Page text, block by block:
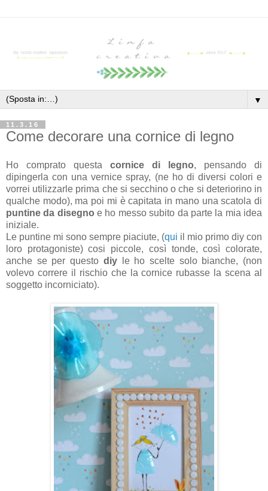
▼
11.3.16
Come decorare una cornice di legno
Ho comprato questa cornice di legno, pensando di
dipingerla con una vernice spray, (ne ho di diversi colori e
vorrei utilizzarle prima che si secchino o che si deteriorino in
qualche modo), ma poi mi è capitata in mano una scatola di
puntine da disegno e ho messo subito da parte la mia idea
iniziale.
Le puntine mi sono sempre piaciute, (qui il mio primo diy con
loro protagoniste) cosi piccole, così tonde, così colorate,
anche se per questo diy
le ho scelte solo bianche, (non
volevo correre il rischio che la cornice rubasse la scena al
soggetto incorniciato).